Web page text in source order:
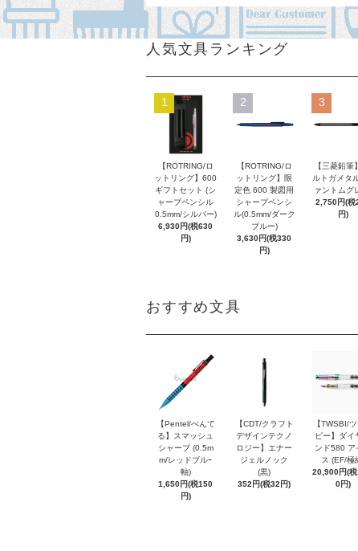
人気文具ランキング
1
【ROTRING/ロ
ットリング】600
ギフトセット (シ
ャープペンシル
0.5mm/シルバー)
6,930円(税630
円)
2
【ROTRING/ロ
ットリング】限
定色 600 製図用
シャープペンシ
ル(0.5mm/ダーク
ブルー)
3,630円(税330
円)
3
【三菱鉛筆
ルトガメタ
ァントムグ
2,750円(税
円)
おすすめ文具
【Pentel/ぺんて
る】スマッシュ
シャープ (0.5m
m/レッドブルｰ
軸)
1,650円(税150
円)
【CDT/クラフト
デザインテクノ
ロジー】エナー
ジェルノック
(黒)
352円(税32円)
【TWSBI/
ビー】ダイ
ンド580 ア
ス (EF/極
20,900円(
0円)